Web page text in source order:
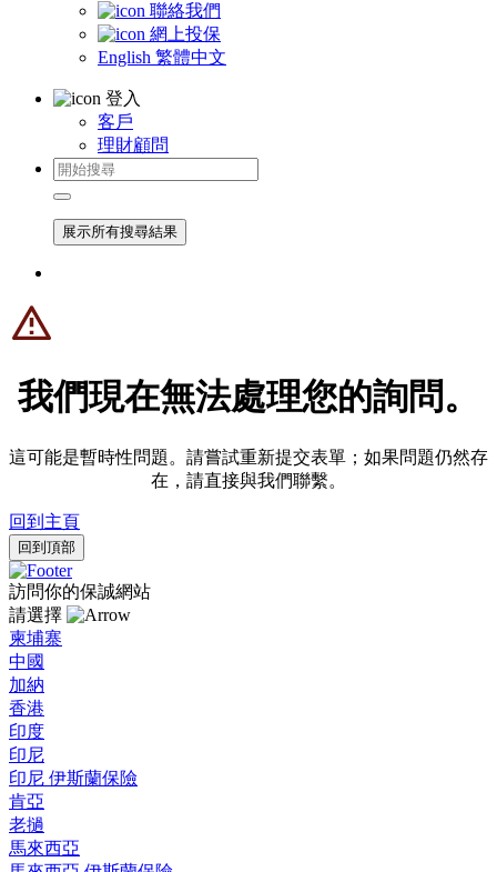
聯絡我們
網上投保
English 繁體中文
登入
客戶
理財顧問
展示所有搜尋結果
我們現在無法處理您的詢問。
這可能是暫時性問題。請嘗試重新提交表單；如果問題仍然存
在，請直接與我們聯繫。
回到主頁
回到頂部
訪問你的保誠網站
請選擇
柬埔寨
中國
加納
香港
印度
印尼
印尼 伊斯蘭保險
肯亞
老撾
馬來西亞